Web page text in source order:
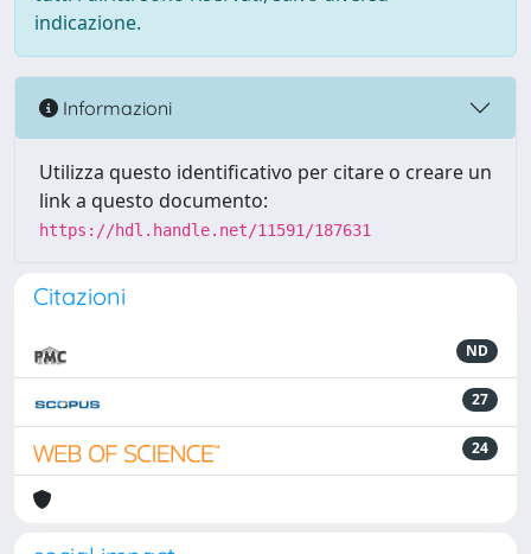
indicazione.
Informazioni
Utilizza questo identificativo per citare o creare un
link a questo documento:
https://hdl.handle.net/11591/187631
Citazioni
ND
27
24